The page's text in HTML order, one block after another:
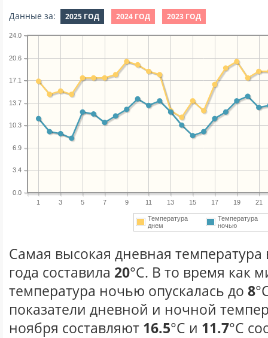
Данные за: 2025 ГОД 2024 ГОД 2023 ГОД
1 3 5 7 9 11 13 15 17 19 21
0.0
3.4
6.9
10.3
13.7
17.1
20.6
24.0
Температура
днем
Температура
ночью
Самая высокая дневная температура
года составила 20°С. В то время как
температура ночью опускалась до 8
показатели дневной и ночной
ноября составляют 16.5°С и 11.7°С